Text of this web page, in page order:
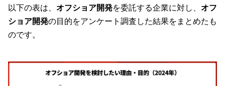
以下の表は、 オフショア開発を委託する企業に対し、 オフ
ショア開発の目的をアンケート調査した結果をまとめたも
のです。